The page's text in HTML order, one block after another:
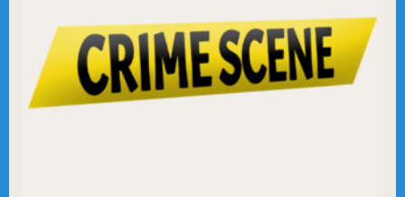
Hibernation Halloween